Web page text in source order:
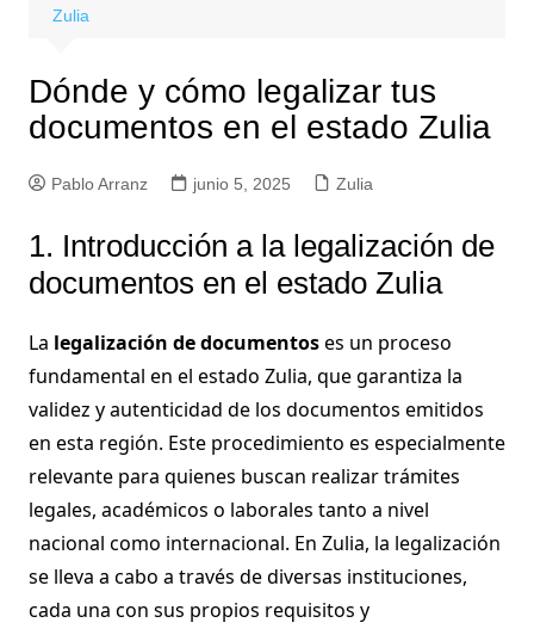
Zulia
Dónde y cómo legalizar tus
documentos en el estado Zulia
Pablo Arranz junio 5, 2025 Zulia
1. Introducción a la legalización de
documentos en el estado Zulia
La legalización de documentoses un proceso
fundamental en el estado Zulia, que garantiza la
validez y autenticidad de los documentos emitidos
en esta región. Este procedimiento es especialmente
relevante para quienes buscan realizar trámites
legales, académicos o laborales tanto a nivel
nacional como internacional. En Zulia, la legalización
se lleva a cabo a través de diversas instituciones,
cada una con sus propios requisitos y